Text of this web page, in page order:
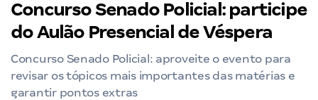
Concurso Senado Policial: participe
do Aulão Presencial de Véspera
Concurso Senado Policial: aproveite o evento para
revisar os tópicos mais importantes das matérias e
garantir pontos extras